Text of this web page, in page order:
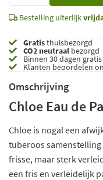
Bestelling uiterlijk
Gratisthuisbezorgd
CO2 neutraal bezorgd
Binnen 30 dagen
Klanten beoordelen
Omschrijving
Chloe Eau de
Chloe is nogal een
tuberoos samenstelling
frisse, maar sterk
een fris en verleidelijk